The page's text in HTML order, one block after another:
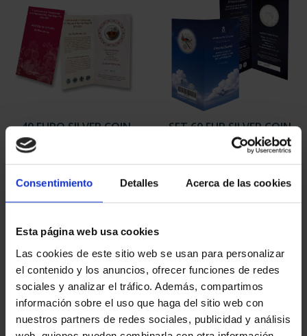
Consentimiento Detalles Acerca de las cookies
Esta página web usa cookies
Las cookies de este sitio web se usan para personalizar
el contenido y los anuncios, ofrecer funciones de redes
sociales y analizar el tráfico. Además, compartimos
información sobre el uso que haga del sitio web con
nuestros partners de redes sociales, publicidad y análisis
40 EURO SILVER COIN
2024 X PROCLAMATION
SET 60 EUR SILVER COIN
2026
€85.00